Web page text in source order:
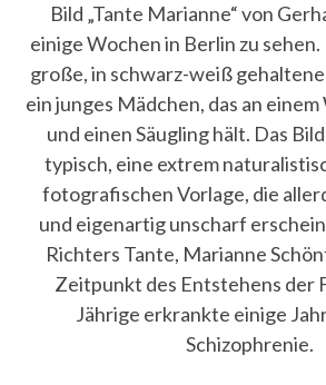
Bild „Tante Marianne“ von
einige Wochen in Berlin zu
große, in schwarz-weiß
ein junges Mädchen, das an
und einen Säugling hält. Das
typisch, eine extrem
fotografischen Vorlage, die
und eigenartig unscharf
Richters Tante, Marianne
Zeitpunkt des Entstehens der
Jährige erkrankte einige
Schizophrenie.